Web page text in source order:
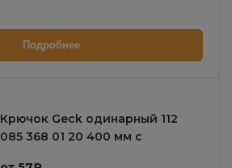
Подробнее
Крючок Geck одинарный 112
085 368 01 20 400 мм с